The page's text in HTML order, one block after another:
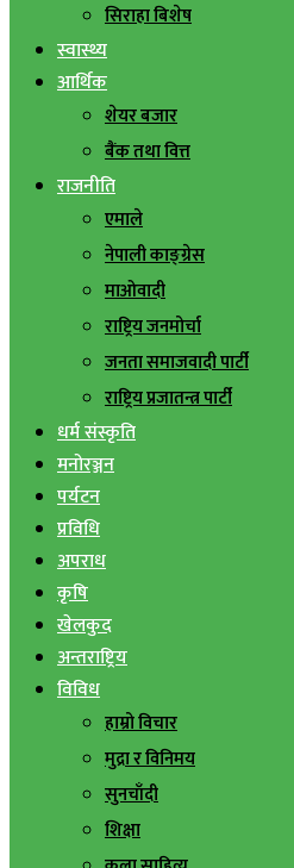
सिराहा बिशेष
स्वास्थ्य
आर्थिक
शेयर बजार
बैंक तथा वित्त
राजनीति
एमाले
नेपाली काङ्ग्रेस
माओवादी
राष्ट्रिय जनमोर्चा
जनता समाजवादी पार्टी
राष्ट्रिय प्रजातन्त्र पार्टी
धर्म संस्कृति
मनोरञ्जन
पर्यटन
प्रविधि
अपराध
कृषि
खेलकुद
अन्तराष्ट्रिय
विविध
हाम्रो विचार
मुद्रा र विनिमय
सुनचाँदी
शिक्षा